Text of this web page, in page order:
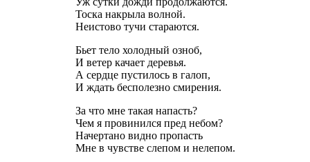
Тоска накрыла волной.
Неистово тучи стараются.
Бьет тело холодный озноб,
И ветер качает деревья.
А сердце пустилось в галоп,
И ждать бесполезно смирения.
За что мне такая напасть?
Чем я провинился пред небом?
Начертано видно пропасть
Мне в чувстве слепом и нелепом.